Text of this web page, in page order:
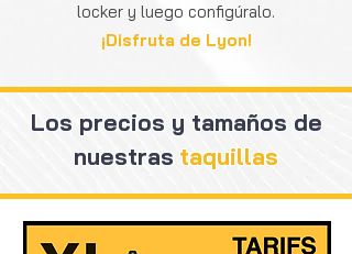
locker y luego configúralo.
¡Disfruta de Lyon!
Los precios y tamaños de
nuestras taquillas